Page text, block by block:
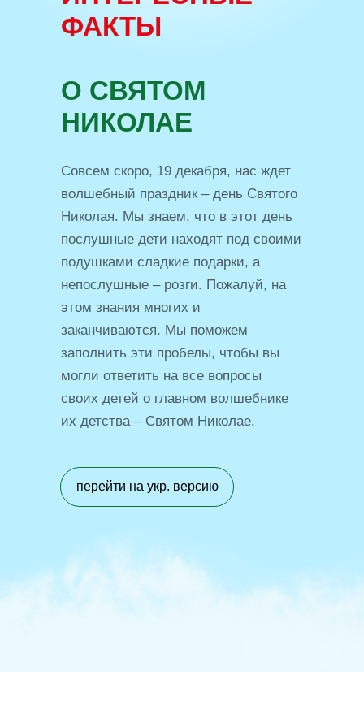
перейти на укр. версию
Совсем скоро, 19 декабря, нас ждет
волшебный праздник – день Святого
Николая. Мы знаем, что в этот день
послушные дети находят под своими
подушками сладкие подарки, а
непослушные – розги. Пожалуй, на
этом знания многих и
заканчиваются. Мы поможем
заполнить эти пробелы, чтобы вы
могли ответить на все вопросы
своих детей о главном волшебнике
их детства – Святом Николае.
О СВЯТОМ
НИКОЛАЕ
ФАКТЫ